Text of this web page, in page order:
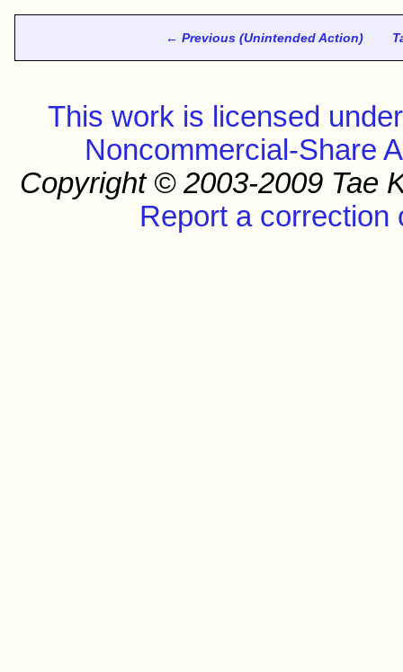
← Previous (Unintended Action)
This work is licensed
Noncommercial-Share
Copyright © 2003-2009 Tae
Report a correction